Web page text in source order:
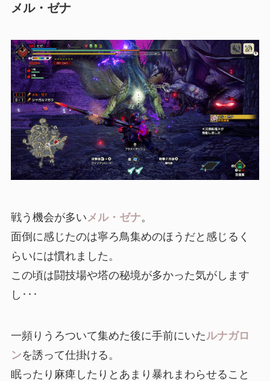
メル・ゼナ
戦う機会が多いメル・ゼナ。
面倒に感じたのは寧ろ鳥集めのほうだと感じるく
らいには慣れました。
この頃は闘技場や塔の秘境が多かった気がします
し･･･
一頻りうろついて集めた後に手前にいた ルナガロ
ンを誘って仕掛ける。
眠ったり麻痺したりとあまり暴れまわらせること